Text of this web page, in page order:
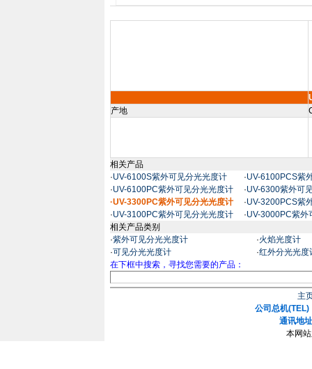
产地
相关产品
·UV-6100S紫外可见分光光度计 ·UV-6100PCS紫
·UV-6100PC紫外可见分光光度计 ·UV-6300紫外可
·UV-3300PC紫外可见分光光度计
·UV-3200PCS紫
·UV-3100PC紫外可见分光光度计 ·UV-3000PC紫外
相关产品类别
·紫外可见分光光度计 ·火焰光度计
·可见分光光度计 ·红外分光光度
在下框中搜索，寻找您需要的产品：
主
公司总机
通讯地
本网